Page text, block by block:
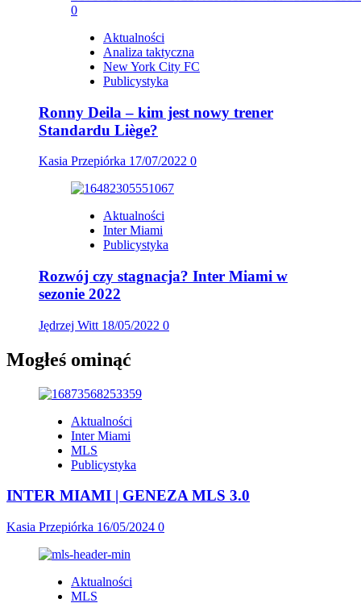
Aktualności
Analiza taktyczna
New York City FC
Publicystyka
Ronny Deila – kim jest nowy trener
Standardu Liège?
Kasia Przepiórka 17/07/2022 0
Aktualności
Inter Miami
Publicystyka
Rozwój czy stagnacja? Inter Miami w
sezonie 2022
Jędrzej Witt 18/05/2022 0
Mogłeś ominąć
Aktualności
Inter Miami
MLS
Publicystyka
INTER MIAMI | GENEZA MLS 3.0
Kasia Przepiórka 16/05/2024 0
Aktualności
MLS